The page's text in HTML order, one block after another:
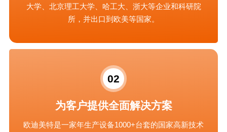
大学、北京理工大学、哈工大、浙大等企业和科研院
所，并出口到欧美等国家。
02
为客户提供全面解决方案
欧迪美特是一家年生产设备1000+台套的国家高新技术